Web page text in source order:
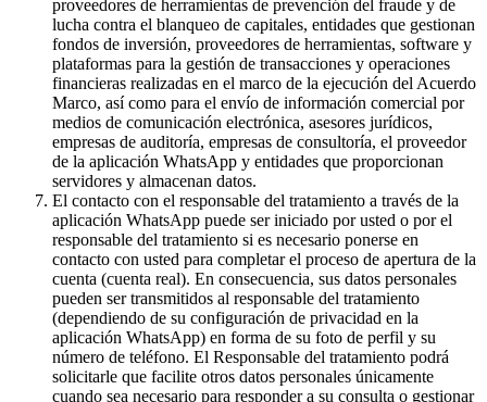
proveedores de herramientas de prevención del fraude y de
lucha contra el blanqueo de capitales, entidades que gestionan
fondos de inversión, proveedores de herramientas, software y
plataformas para la gestión de transacciones y operaciones
financieras realizadas en el marco de la ejecución del Acuerdo
Marco, así como para el envío de información comercial por
medios de comunicación electrónica, asesores jurídicos,
empresas de auditoría, empresas de consultoría, el proveedor
de la aplicación WhatsApp y entidades que proporcionan
servidores y almacenan datos.
El contacto con el responsable del tratamiento a través de la
aplicación WhatsApp puede ser iniciado por usted o por el
responsable del tratamiento si es necesario ponerse en
contacto con usted para completar el proceso de apertura de la
cuenta (cuenta real). En consecuencia, sus datos personales
pueden ser transmitidos al responsable del tratamiento
(dependiendo de su configuración de privacidad en la
aplicación WhatsApp) en forma de su foto de perfil y su
número de teléfono. El Responsable del tratamiento podrá
solicitarle que facilite otros datos personales únicamente
cuando sea necesario para responder a su consulta o gestionar